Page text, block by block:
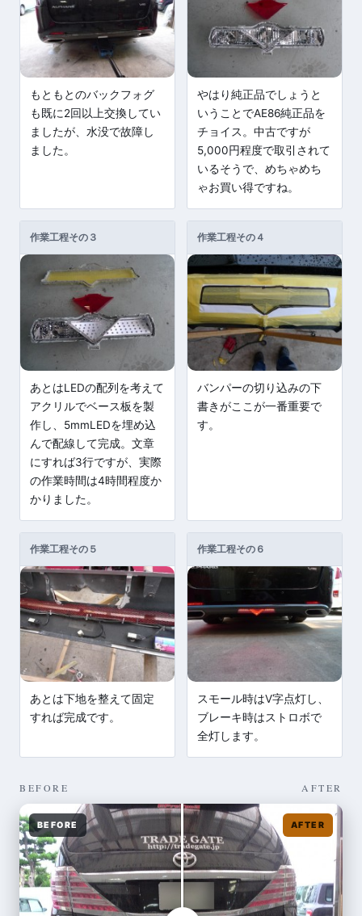
もともとのバックフォグ
も既に2回以上交換してい
ましたが、水没で故障し
ました。
やはり純正品でしょうと
いうことでAE86純正品を
チョイス。中古ですが
5,000円程度で取引されて
いるそうで、めちゃめち
ゃお買い得ですね。
作業工程その３
あとはLEDの配列を考えて
アクリルでベース板を製
作し、5mmLEDを埋め込
んで配線して完成。文章
にすれば3行ですが、実際
の作業時間は4時間程度か
かりました。
作業工程その４
バンパーの切り込みの下
書きがここが一番重要で
す。
作業工程その５
あとは下地を整えて固定
すれば完成です。
作業工程その６
スモール時はV字点灯し、
ブレーキ時はストロボで
全灯します。
BEFORE AFTER
BEFORE AFTER